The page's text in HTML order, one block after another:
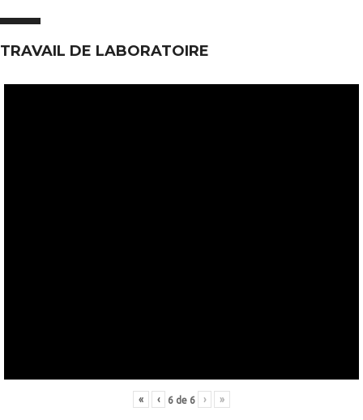
TRAVAIL DE LABORATOIRE
« ‹ 6 de 6 › »